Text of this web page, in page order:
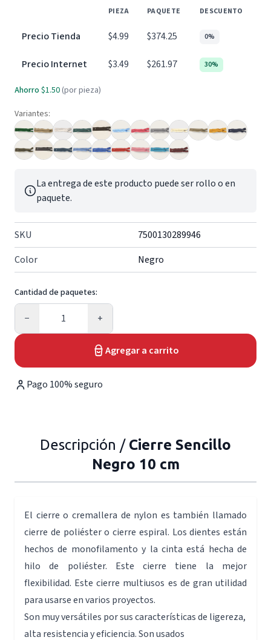
PIEZA PAQUETE DESCUENTO
Precio Tienda $4.99 $374.25 0%
Precio Internet $3.49 $261.97 30%
Ahorro $1.50 (por pieza)
Variantes:
La entrega de este producto puede ser rollo o en
paquete.
SKU
7500130289946
Color
Negro
Cantidad de paquetes:
−
Cantidad
+
Agregar a carrito
Pago 100% seguro
Descripción / Cierre Sencillo
Negro 10 cm
El cierre o cremallera de nylon es también llamado
cierre de poliéster o cierre espiral. Los dientes están
hechos de monofilamento y la cinta está hecha de
hilo de poliéster. Este cierre tiene la mejor
flexibilidad. Este cierre multiusos es de gran utilidad
para usarse en varios proyectos.
Son muy versátiles por sus características de ligereza,
alta resistencia y eficiencia. Son usados